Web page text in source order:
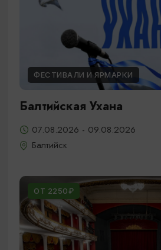
ФЕСТИВАЛИ И ЯРМАРКИ
Балтийская Ухана
07.08.2026 - 09.08.2026
Балтийск
ОТ 2250₽